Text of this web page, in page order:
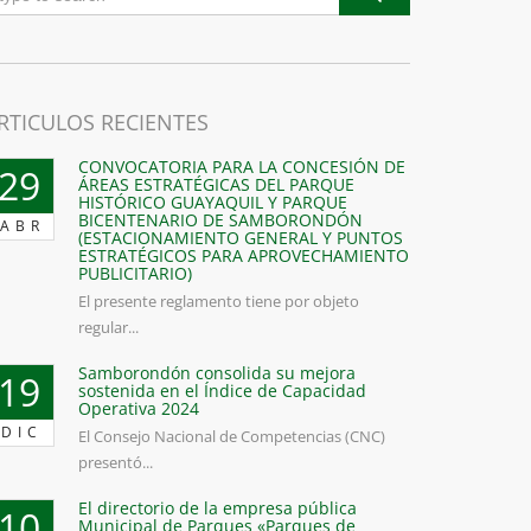
RECIENTES
ABR
CONVOCATORIA PARA LA CONCESIÓN DE
ÁREAS ESTRATÉGICAS DEL PARQUE
HISTÓRICO GUAYAQUIL Y PARQUE
BICENTENARIO DE SAMBORONDÓN
(ESTACIONAMIENTO GENERAL Y PUNTOS
ESTRATÉGICOS PARA APROVECHAMIENTO
PUBLICITARIO)
El presente reglamento tiene por objeto
regular...
DIC
Samborondón consolida su mejora
sostenida en el Índice de Capacidad
Operativa 2024
El Consejo Nacional de Competencias (CNC)
presentó...
El directorio de la empresa pública
Municipal de Parques «Parques de